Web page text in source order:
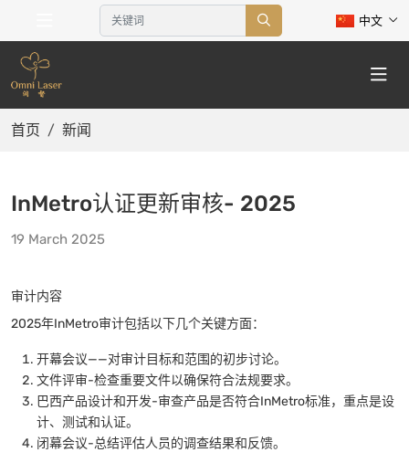
中文
首页 新闻
InMetro认证更新审核- 2025
19 March 2025
审计内容
2025年InMetro审计包括以下几个关键方面：
开幕会议——对审计目标和范围的初步讨论。
文件评审-检查重要文件以确保符合法规要求。
巴西产品设计和开发-审查产品是否符合InMetro标准，重点是设
计、测试和认证。
闭幕会议-总结评估人员的调查结果和反馈。